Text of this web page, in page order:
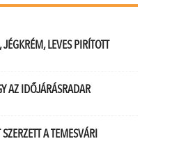
LEVES PIRÍTOTT
AZ IDŐJÁRÁSRADAR
A TEMESVÁRI